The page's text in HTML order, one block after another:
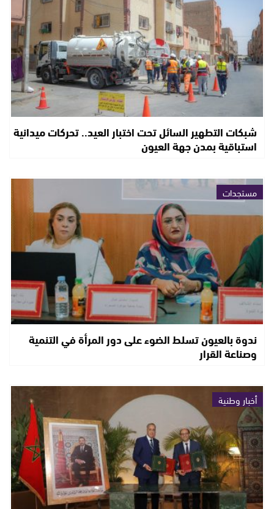
شبكات التطهير السائل تحت اختبار العيد.. تحركات ميدانية
استباقية بمدن جهة العيون
مستجدات
ندوة بالعيون تسلط الضوء على دور المرأة في التنمية
وصناعة القرار
أخبار وطنية